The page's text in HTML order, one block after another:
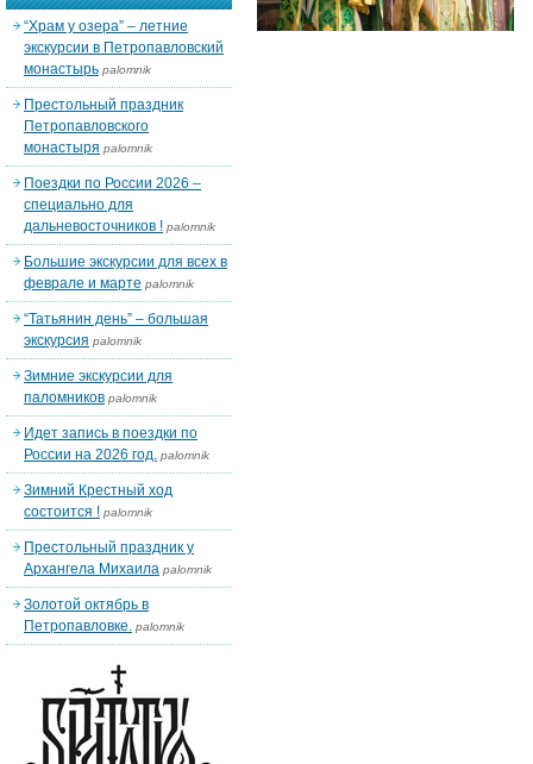
“Храм у озера” – летние
экскурсии в Петропавловский
монастырь palomnik
Престольный праздник
Петропавловского
монастыря palomnik
Поездки по России 2026 –
специально для
дальневосточников ! palomnik
Большие экскурсии для всех в
феврале и марте palomnik
“Татьянин день” – большая
экскурсия palomnik
Зимние экскурсии для
паломников palomnik
Идет запись в поездки по
России на 2026 год. palomnik
Зимний Крестный ход
состоится ! palomnik
Престольный праздник у
Архангела Михаила palomnik
Золотой октябрь в
Петропавловке. palomnik